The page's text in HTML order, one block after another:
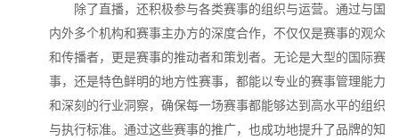
除了直播，还积极参与各类赛事的组织与运营。通过与国
内外多个机构和赛事主办方的深度合作，不仅仅是赛事的观众
和传播者，更是赛事的推动者和策划者。无论是大型的国际赛
事，还是特色鲜明的地方性赛事，都能以专业的赛事管理能力
和深刻的行业洞察，确保每一场赛事都能够达到高水平的组织
与执行标准。通过这些赛事的推广，也成功地提升了品牌的知